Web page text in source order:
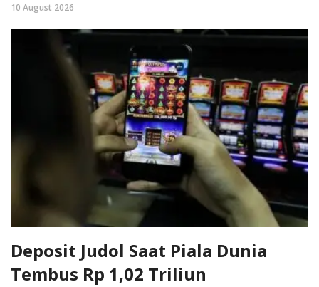
10 August 2026
Deposit Judol Saat Piala Dunia
Tembus Rp 1,02 Triliun